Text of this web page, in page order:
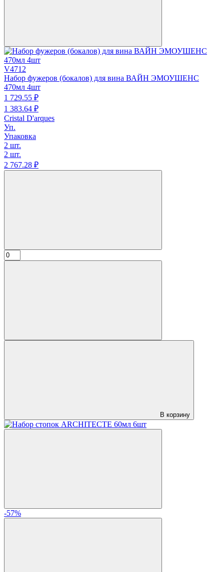
V4712
Набор фужеров (бокалов) для вина ВАЙН ЭМОУШЕНС
470мл 4шт
1 729.55 ₽
1 383.64 ₽
Cristal D'arques
Уп.
Упаковка
2 шт.
2 шт.
2 767.28 ₽
В корзину
-57%